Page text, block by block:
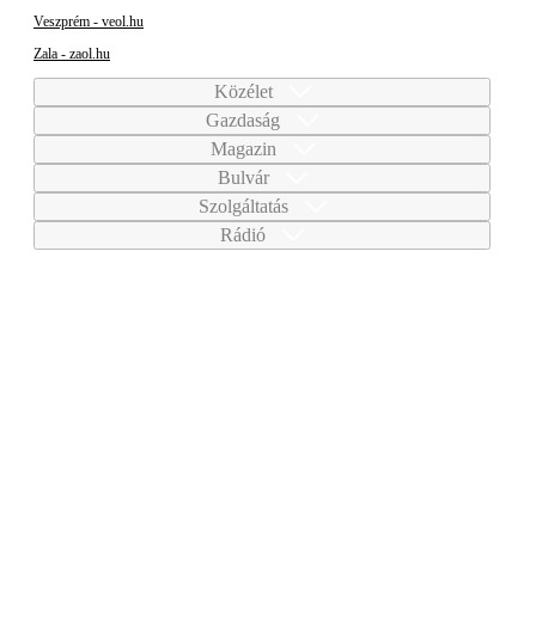
Veszprém - veol.hu
Zala - zaol.hu
Közélet
Gazdaság
Magazin
Bulvár
Szolgáltatás
Rádió